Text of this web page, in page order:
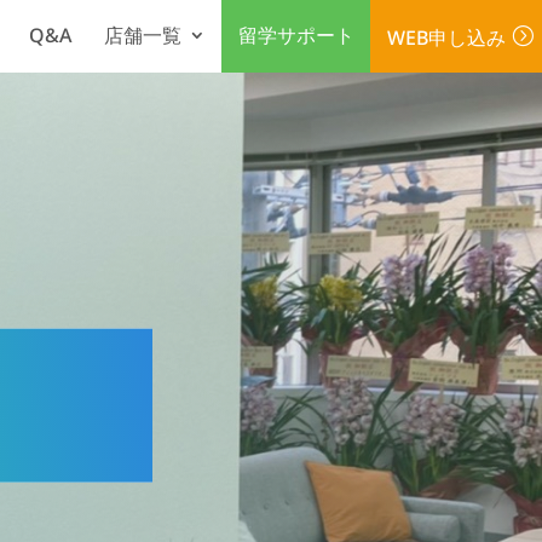
Q&A 店舗一覧 留学サポート WEB申し込み =